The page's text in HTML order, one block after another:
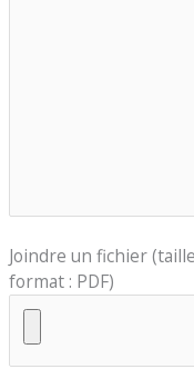
Joindre un fichier
format : PDF)